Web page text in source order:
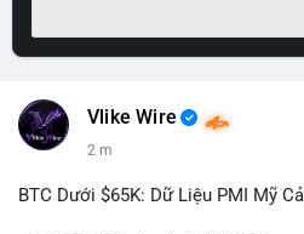
Vlike Wire
2 m
BTC Dưới $65K: Dữ Liệu PMI Mỹ